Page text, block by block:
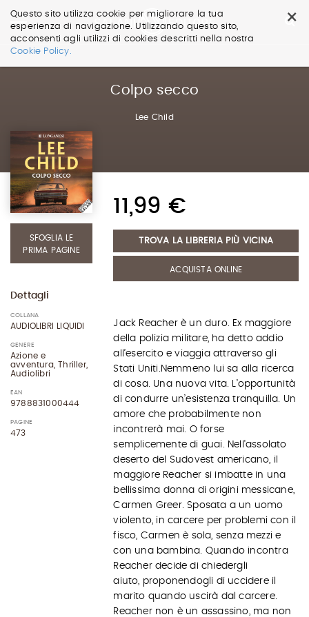
×
Questo sito utilizza cookie per migliorare la tua
esperienza di navigazione. Utilizzando questo sito,
acconsenti agli utilizzi di cookies descritti nella nostra
Cookie Policy.
Salta
Colpo secco
Lee Child
SFOGLIA LE
PRIMA PAGINE
Dettagli
COLLANA
AUDIOLIBRI LIQUIDI
GENERE
Azione e
avventura, Thriller,
Audiolibri
EAN
9788831000444
PAGINE
473
11,99 €
TROVA LA LIBRERIA PIÙ VICINA
ACQUISTA ONLINE
Jack Reacher è un duro. Ex maggiore
della polizia militare, ha detto addio
all’esercito e viaggia attraverso gli
Stati Uniti.Nemmeno lui sa alla ricerca
di cosa. Una nuova vita. L’opportunità
di condurre un’esistenza tranquilla. Un
amore che probabilmente non
incontrerà mai. O forse
semplicemente di guai. Nell'assolato
deserto del Sudovest americano, il
maggiore Reacher si imbatte in una
bellissima donna di origini messicane,
Carmen Greer. Sposata a un uomo
violento, in carcere per problemi con il
fisco, Carmen è sola, senza mezzi e
con una bambina. Quando incontra
Reacher decide di chiedergli
aiuto, proponendogli di uccidere il
marito quando uscirà dal carcere.
Reacher non è un assassino, ma non